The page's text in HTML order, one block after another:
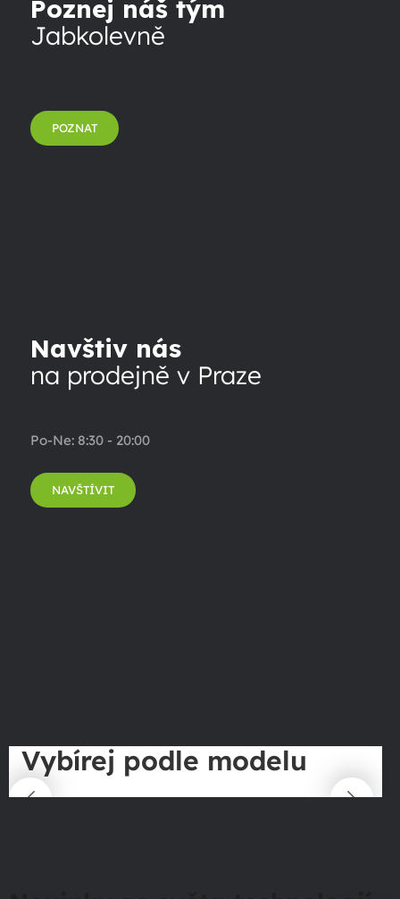
Poznej náš tým
Jabkolevně
POZNAT
Navštiv nás
na prodejně v Praze
Po-Ne: 8:30 - 20:00
NAVŠTÍVIT
Vybírej podle modelu